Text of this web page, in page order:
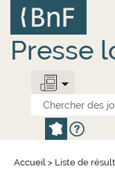
contenu
principal
Presse
Accueil > Liste de
Panneau de gestion des